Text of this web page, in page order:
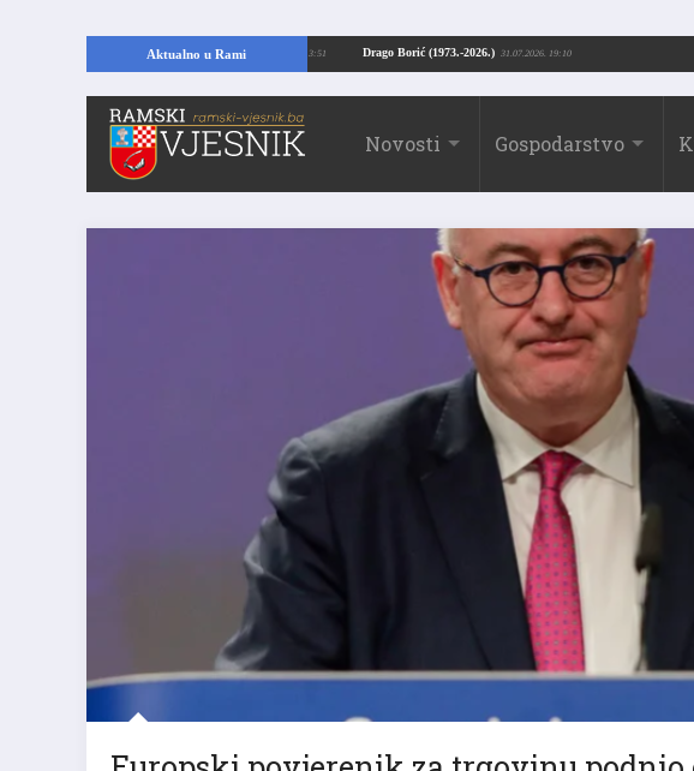
Aktualno u Rami Drago Borić (1973.-2026.) 31.07.2026. 19:10
temelje kuće, pronašao vrijedne arheološke ostatke 24.07.2026. 13:51
Novosti Gospodarstvo